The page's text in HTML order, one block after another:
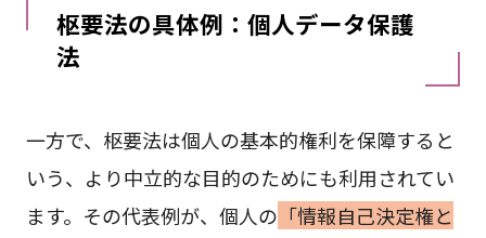
枢要法の具体例：個人データ保護
法
一方で、枢要法は個人の基本的権利を保障すると
いう、より中立的な目的のためにも利用されてい
ます。その代表例が、個人の 「情報自己決定権と